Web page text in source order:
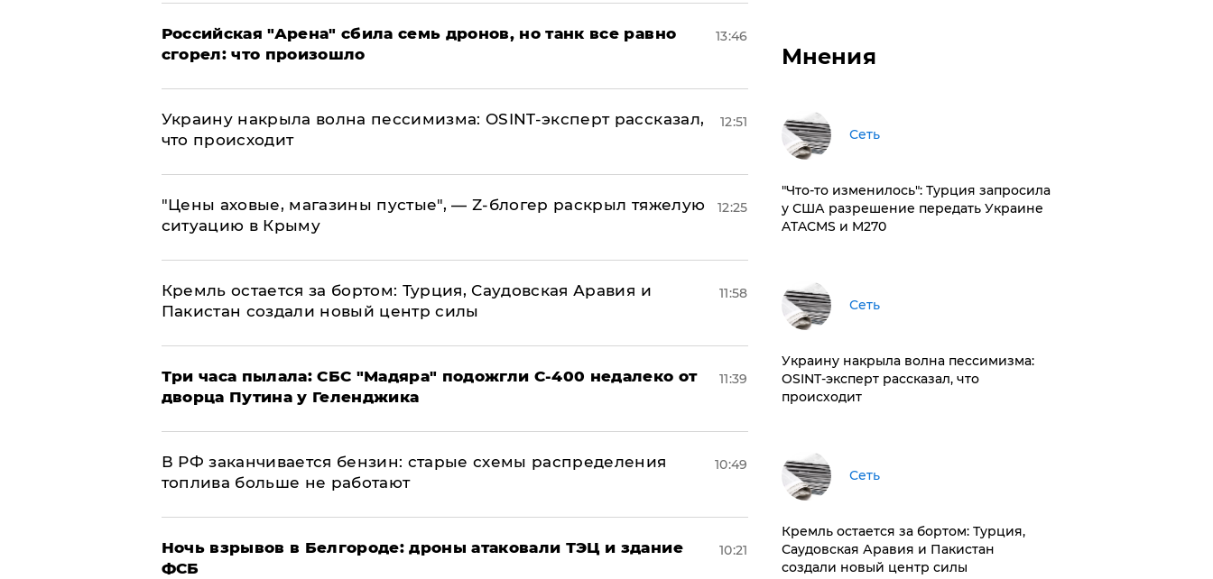
​Российская "Арена" сбила семь дронов, но танк все равно
сгорел: что произошло
13:46
​Украину накрыла волна пессимизма: OSINT-эксперт рассказал,
что происходит
12:51
​"Цены аховые, магазины пустые", — Z-блогер раскрыл тяжелую
ситуацию в Крыму
12:25
​Кремль остается за бортом: Турция, Саудовская Аравия и
Пакистан создали новый центр силы
11:58
Три часа пылала: СБС "Мадяра" подожгли С-400 недалеко от
дворца Путина у Геленджика
11:39
​В РФ заканчивается бензин: старые схемы распределения
топлива больше не работают
10:49
​Ночь взрывов в Белгороде: дроны атаковали ТЭЦ и здание
ФСБ
10:21
Мнения
Сеть
​"Что-то изменилось": Турция запросила
у США разрешение передать Украине
ATACMS и M270
Сеть
​Украину накрыла волна пессимизма:
OSINT-эксперт рассказал, что
происходит
Сеть
​Кремль остается за бортом: Турция,
Саудовская Аравия и Пакистан
создали новый центр силы